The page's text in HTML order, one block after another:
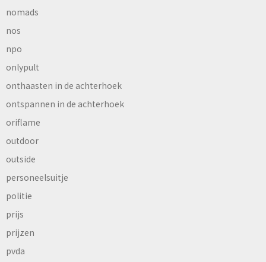
nomads
nos
npo
onlypult
onthaasten in de achterhoek
ontspannen in de achterhoek
oriflame
outdoor
outside
personeelsuitje
politie
prijs
prijzen
pvda